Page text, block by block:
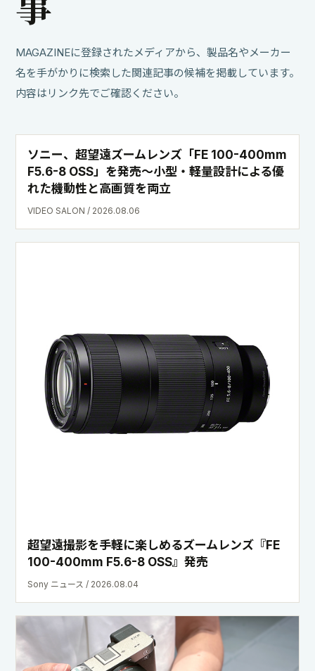
MAGAZINEに登録されたメディアから、製品名やメーカー
名を手がかりに検索した関連記事の候補を掲載しています。
内容はリンク先でご確認ください。
ソニー、超望遠ズームレンズ「FE 100-400mm
F5.6-8 OSS」を発売〜小型・軽量設計による優
れた機動性と高画質を両立
VIDEO SALON / 2026.08.06
超望遠撮影を手軽に楽しめるズームレンズ『FE
100-400mm F5.6-8 OSS』発売
Sony ニュース / 2026.08.04